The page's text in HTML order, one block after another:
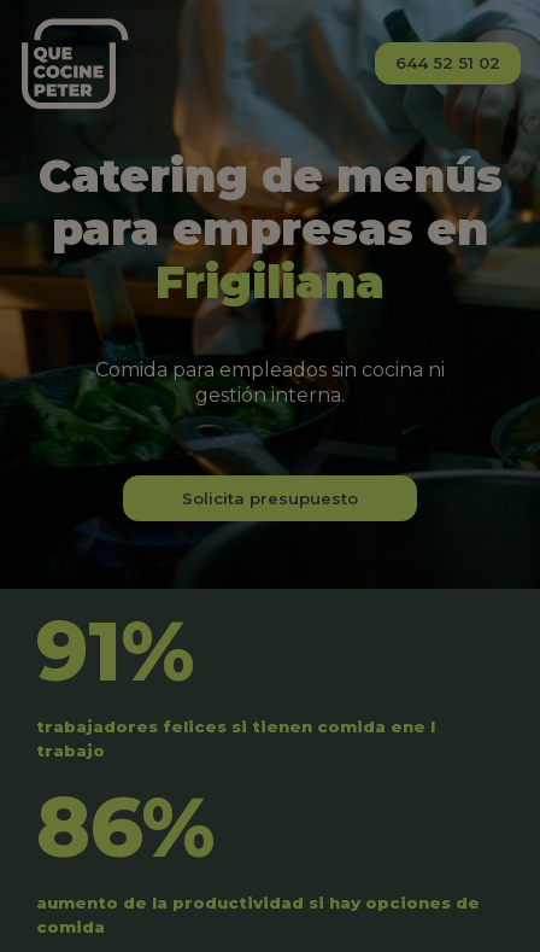
644 52 51 02
Catering de menús
para empresas en
Frigiliana
Comida para empleados sin cocina ni
gestión interna.
Solicita presupuesto
91%
trabajadores felices si tienen comida ene l
trabajo
86%
aumento de la productividad si hay opciones de
comida